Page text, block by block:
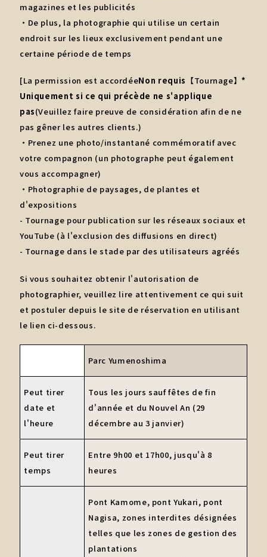
magazines et les publicités
・De plus, la photographie qui utilise un certain
endroit sur les lieux exclusivement pendant une
certaine période de temps
[La permission est accordéeNon requis 【Tournage】*
Uniquement si ce qui précède ne s'applique
pas(Veuillez faire preuve de considération afin de ne
pas gêner les autres clients.)
・Prenez une photo/instantané commémoratif avec
votre compagnon (un photographe peut également
vous accompagner)
・Photographie de paysages, de plantes et
d'expositions
- Tournage pour publication sur les réseaux sociaux et
YouTube (à l'exclusion des diffusions en direct)
- Tournage dans le stade par des utilisateurs agréés
Si vous souhaitez obtenir l'autorisation de
photographier, veuillez lire attentivement ce qui suit
et postuler depuis le site de réservation en utilisant
le lien ci-dessous.
Parc Yumenoshima
Peut tirer
date et
l'heure
Tous les jours sauf fêtes de fin
d'année et du Nouvel An (29
décembre au 3 janvier)
Peut tirer
temps
Entre 9h00 et 17h00, jusqu'à 8
heures
Pont Kamome, pont Yukari, pont
Nagisa, zones interdites désignées
telles que les zones de gestion des
plantations